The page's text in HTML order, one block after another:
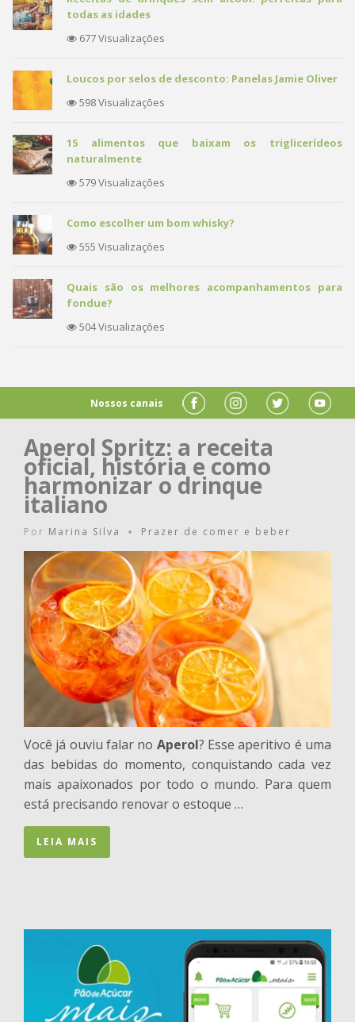
todas as idades
677 Visualizações
Loucos por selos de desconto: Panelas Jamie Oliver
598 Visualizações
15 alimentos que baixam os triglicerídeos
naturalmente
579 Visualizações
Como escolher um bom whisky?
555 Visualizações
Quais são os melhores acompanhamentos para
fondue?
504 Visualizações
Nossos canais
Aperol Spritz: a receita
oficial, história e como
harmonizar o drinque
italiano
Por Marina Silva • Prazer de comer e beber
Você já ouviu falar no Aperol? Esse aperitivo é uma
das bebidas do momento, conquistando cada vez
mais apaixonados por todo o mundo. Para quem
está precisando renovar o estoque …
LEIA MAIS